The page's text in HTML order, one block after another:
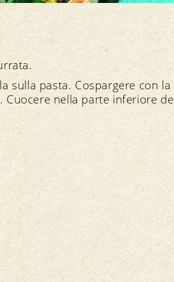
sulla pasta. Cospargere con la
Cuocere nella parte inferiore